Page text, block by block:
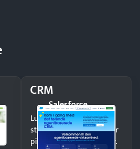
CRM
Salesforce
Luk flere salg med et
struktureret overblik over
pipeline og opfølgninger.